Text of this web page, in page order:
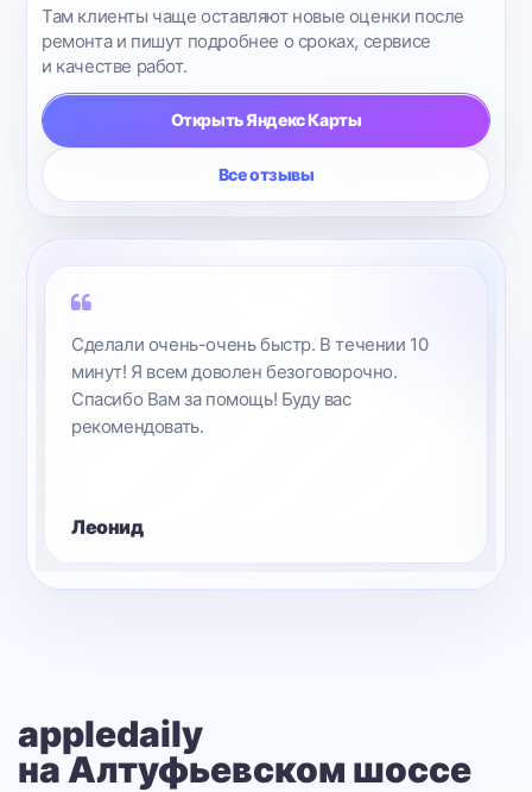
Там клиенты чаще оставляют новые оценки после
ремонта и пишут подробнее о сроках, сервисе
и качестве работ.
Открыть Яндекс Карты
Все отзывы
Поставлю максимальный бал! Все прошло
спокойно и без лишних советов! Мне все
понравилось.
Александр
appledaily
на Алтуфьевском шоссе